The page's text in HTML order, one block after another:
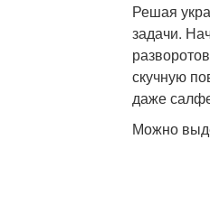
Решая
задачи.
скучную
даже
Можно